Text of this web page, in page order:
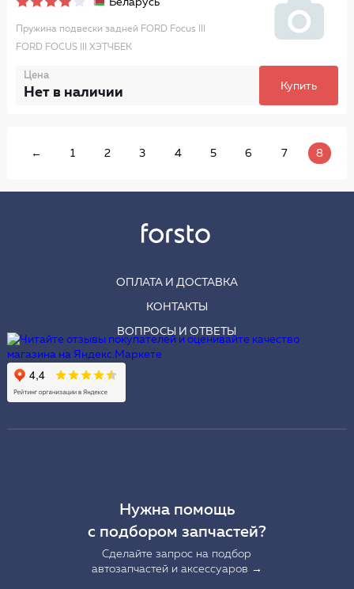
Беларусь
Пружина подвески задней FORD Focus III
FORD FOCUS III ХЭТЧБЕК
Цена
Нет в наличии Купить
← 1 2 3 4 5 6 7 8
ОПЛАТА И ДОСТАВКА
КОНТАКТЫ
ВОПРОСЫ И ОТВЕТЫ
Нужна помощь
с подбором запчастей?
Сделайте запрос на подбор
автозапчастей и аксессуаров →